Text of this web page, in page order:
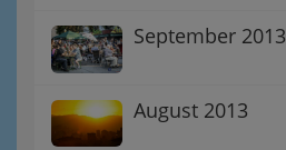
September 2013
August 2013